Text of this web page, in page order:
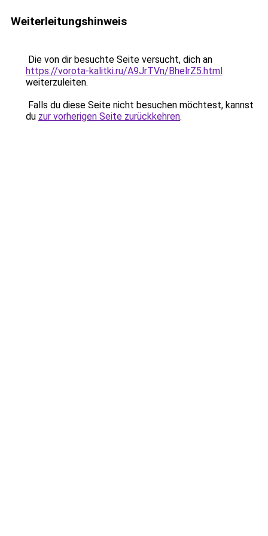
Weiterleitungshinweis
Die von dir besuchte Seite versucht, dich an
https://vorota-kalitki.ru/A9JrTVn/BhelrZ5.html
weiterzuleiten.
Falls du diese Seite nicht besuchen möchtest, kannst
du zur vorherigen Seite zurückkehren.